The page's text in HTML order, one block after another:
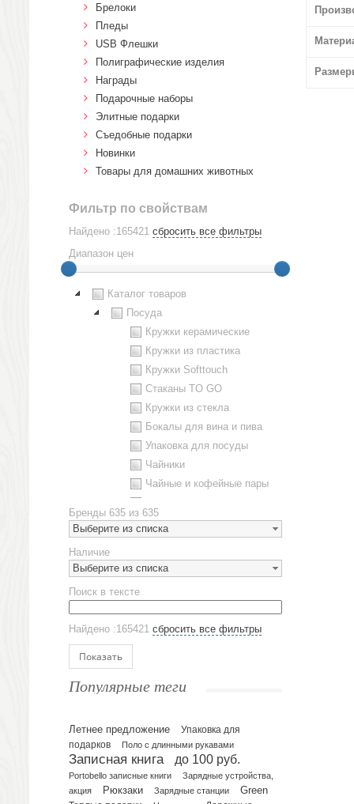
Брелоки
Пледы
USB Флешки
Полиграфические изделия
Награды
Подарочные наборы
Элитные подарки
Cъедобные подарки
Новинки
Товары для домашних животных
Фильтр по свойствам
Найдено :165421 сбросить все фильтры
Диапазон цен
Каталог товаров
Посуда
Кружки керамические
Кружки из пластика
Кружки Softtouch
Стаканы TO GO
Кружки из стекла
Бокалы для вина и пива
Упаковка для посуды
Чайники
Чайные и кофейные пары
Наборы посуды
Предметы сервировки
Стаканы
Эко кружки
ЕВРОПОСУДА
Аксессуары
Ежедневники и блокноты
Датированные ежедневники
Планинги и телефонные книжки
Планинги датированные
Планинги недатированные
Телефонные книжки
Бренды 635 из 635
Выберите из списка
Наличие
Выберите из списка
Поиск в тексте
Найдено :165421 сбросить все фильтры
Показать
Популярные теги
Летнее предложение
Упаковка для
подарков
Поло с длинными рукавами
Записная книга до 100 руб.
Portobello записные книги
Зарядные устройства,
акция
Рюкзаки Зарядные станции Green